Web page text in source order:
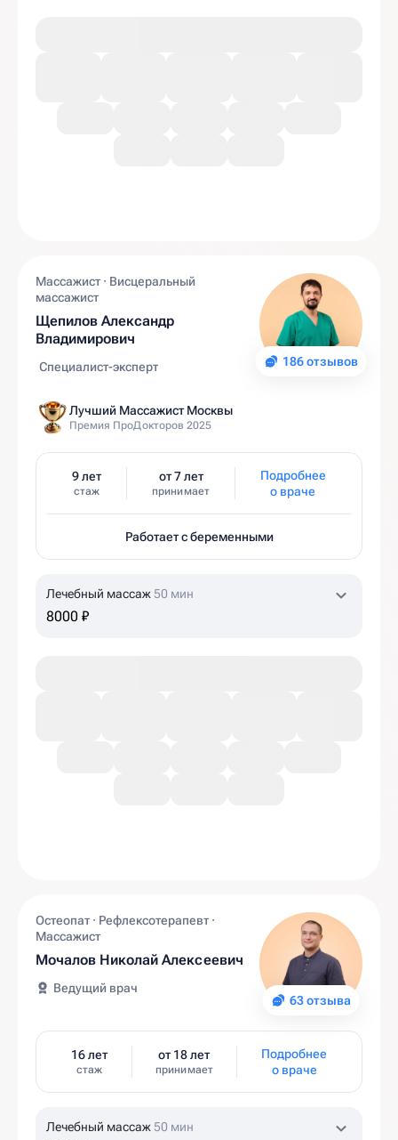
186 отзывов
Массажист · Висцеральный
массажист
Щепилов Александр
Владимирович
Специалист-эксперт
Лучший Массажист Москвы
Премия ПроДокторов 2025
9 лет
стаж
от 7 лет
принимает
Подробнее
о враче
Работает с беременными
Лечебный массаж 50 мин
8000 ₽
63 отзыва
Остеопат · Рефлексотерапевт ·
Массажист
Мочалов Николай Алексеевич
Ведущий врач
16 лет
стаж
от 18 лет
принимает
Подробнее
о враче
Лечебный массаж 50 мин